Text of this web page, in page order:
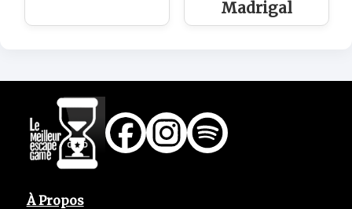
Madrigal
À Propos